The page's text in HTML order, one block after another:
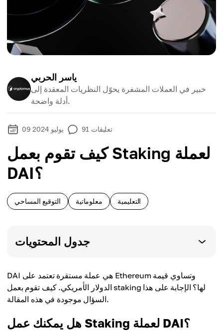
ياسر الحربي
خبير في العملات المشفرة يحوّل النظريات المعقدة إلى
أدلة واضحة.
09 يوليو 2024 91 تعليقات
كيف تقوم بعمل Staking لعملة
DAI؟
التوقيع المساحي معلوماتية التعليمية
جدول المحتويات
DAI هي عملة مستقرة تعتمد على Ethereum وتساوي قيمة
الدولار الأمريكي. كيف تقوم بعمل staking لها؟ الإجابة على هذا
السؤال موجودة في هذه المقالة.
هل يمكنك عمل Staking لعملة DAI؟